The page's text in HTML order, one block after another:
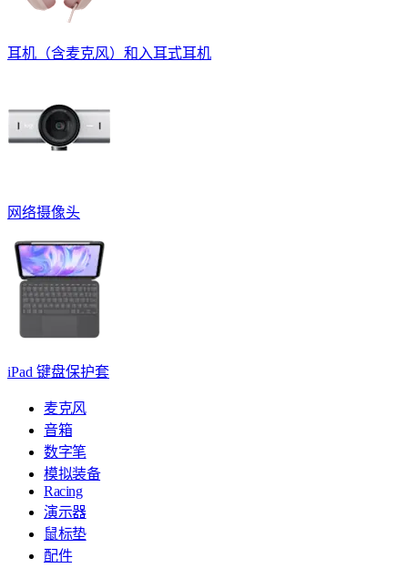
耳机（含麦克风）和入耳式耳机
网络摄像头
iPad 键盘保护套
麦克风
音箱
数字笔
模拟装备
Racing
演示器
鼠标垫
配件